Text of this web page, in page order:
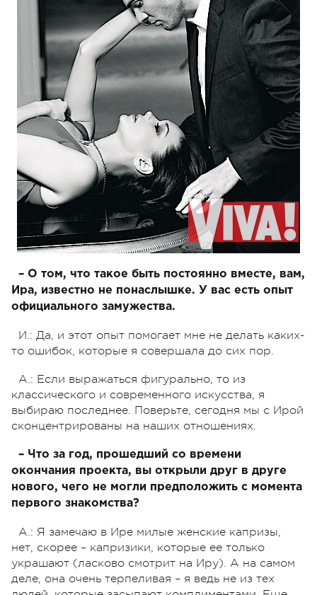
– О том, что такое быть постоянно вместе, вам,
Ира, известно не понаслышке. У вас есть опыт
официального замужества.
И.: Да, и этот опыт помогает мне не делать каких-
то ошибок, которые я совершала до сих пор.
А.: Если выражаться фигурально, то из
классического и современного искусства, я
выбираю последнее. Поверьте, сегодня мы с Ирой
сконцентрированы на наших отношениях.
– Что за год, прошедший со времени
окончания проекта, вы открыли друг в друге
нового, чего не могли предположить с момента
первого знакомства?
А.: Я замечаю в Ире милые женские капризы,
нет, скорее – капризики, которые ее только
украшают (ласково смотрит на Иру). А на самом
деле, она очень терпеливая – я ведь не из тех